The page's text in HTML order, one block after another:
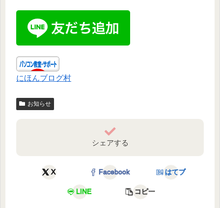
にほんブログ村
お知らせ
シェアする
X Facebook はてブ
LINE コピー